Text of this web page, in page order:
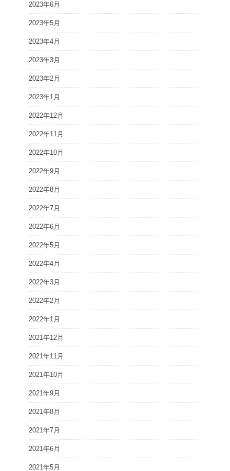
2023年6月
2023年5月
2023年4月
2023年3月
2023年2月
2023年1月
2022年12月
2022年11月
2022年10月
2022年9月
2022年8月
2022年7月
2022年6月
2022年5月
2022年4月
2022年3月
2022年2月
2022年1月
2021年12月
2021年11月
2021年10月
2021年9月
2021年8月
2021年7月
2021年6月
2021年5月